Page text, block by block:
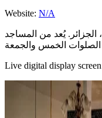
Website: N/A
يُعد من المساجد
Live digital display